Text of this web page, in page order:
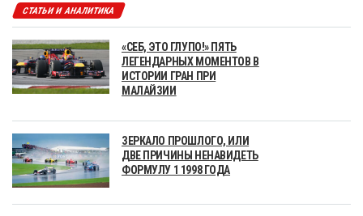
СТАТЬИ И АНАЛИТИКА
«СЕБ, ЭТО ГЛУПО!» ПЯТЬ
ЛЕГЕНДАРНЫХ МОМЕНТОВ В
ИСТОРИИ ГРАН ПРИ
МАЛАЙЗИИ
ЗЕРКАЛО ПРОШЛОГО, ИЛИ
ДВЕ ПРИЧИНЫ НЕНАВИДЕТЬ
ФОРМУЛУ 1 1998 ГОДА